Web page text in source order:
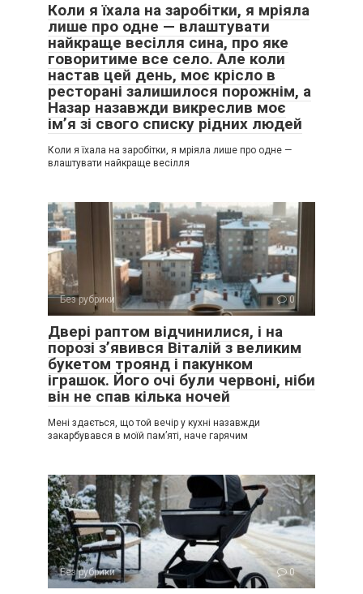
Коли я їхала на заробітки, я мріяла
лише про одне — влаштувати
найкраще весілля сина, про яке
говоритиме все село. Але коли
настав цей день, моє крісло в
ресторані залишилося порожнім, а
Назар назавжди викреслив моє
ім’я зі свого списку рідних людей
Коли я їхала на заробітки, я мріяла лише про одне —
влаштувати найкраще весілля
Без рубрики 0
Двері раптом відчинилися, і на
порозі з’явився Віталій з великим
букетом троянд і пакунком
іграшок. Його очі були червоні, ніби
він не спав кілька ночей
Мені здається, що той вечір у кухні назавжди
закарбувався в моїй пам’яті, наче гарячим
Без рубрики 0